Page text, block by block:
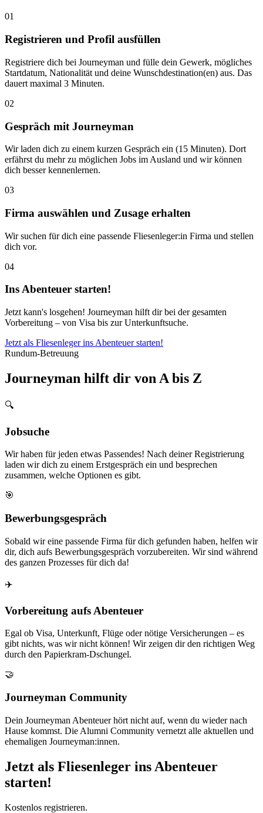
01
Registrieren und Profil ausfüllen
Registriere dich bei Journeyman und fülle dein Gewerk, mögliches
Startdatum, Nationalität und deine Wunschdestination(en) aus. Das
dauert maximal 3 Minuten.
02
Gespräch mit Journeyman
Wir laden dich zu einem kurzen Gespräch ein (15 Minuten). Dort
erfährst du mehr zu möglichen Jobs im Ausland und wir können
dich besser kennenlernen.
03
Firma auswählen und Zusage erhalten
Wir suchen für dich eine passende Fliesenleger:in Firma und stellen
dich vor.
04
Ins Abenteuer starten!
Jetzt kann's losgehen! Journeyman hilft dir bei der gesamten
Vorbereitung – von Visa bis zur Unterkunftsuche.
Jetzt als Fliesenleger ins Abenteuer starten!
Rundum-Betreuung
Journeyman hilft dir von A bis Z
🔍
Jobsuche
Wir haben für jeden etwas Passendes! Nach deiner Registrierung
laden wir dich zu einem Erstgespräch ein und besprechen
zusammen, welche Optionen es gibt.
🎯
Bewerbungsgespräch
Sobald wir eine passende Firma für dich gefunden haben, helfen wir
dir, dich aufs Bewerbungsgespräch vorzubereiten. Wir sind während
des ganzen Prozesses für dich da!
✈️
Vorbereitung aufs Abenteuer
Egal ob Visa, Unterkunft, Flüge oder nötige Versicherungen – es
gibt nichts, was wir nicht können! Wir zeigen dir den richtigen Weg
durch den Papierkram-Dschungel.
🤝
Journeyman Community
Dein Journeyman Abenteuer hört nicht auf, wenn du wieder nach
Hause kommst. Die Alumni Community vernetzt alle aktuellen und
ehemaligen Journeyman:innen.
Jetzt als Fliesenleger ins Abenteuer
starten!
Kostenlos registrieren.